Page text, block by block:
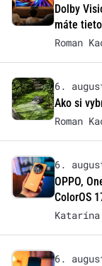
Dolby
máte
Roman
6.
Ako si
Roman
6.
OPPO,
ColorOS
Katarína
6.